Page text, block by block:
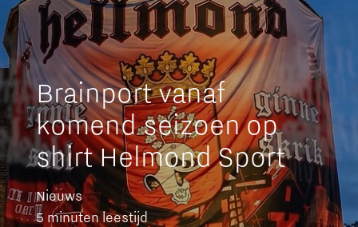
Brainport vanaf
komend seizoen op
shirt Helmond Sport
Nieuws
5 minuten leestijd